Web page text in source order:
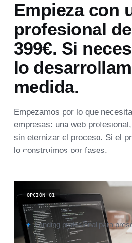
Empieza con
profesional
399€. Si
lo
medida.
Empezamos por lo que
empresas: una web
sin eternizar el proceso. Si el
lo construimos por fases.
OPCIÓN 01
Desde 399€
Web Base
Landing profesional para